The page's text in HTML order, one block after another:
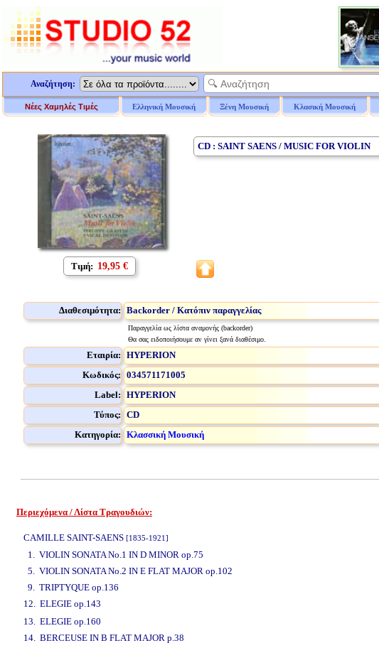
Αναζήτηση:
Νέες Χαμηλές Τιμές Ελληνική Μουσική Ξένη Μουσική Κλασική Μουσική
Τιμή: 19,95 €
CD : SAINT SAENS / MUSIC FOR VIOLIN
Διαθεσιμότητα: Backorder / Κατόπιν παραγγελίας
Παραγγελία ως λίστα αναμονής (backorder)
Θα σας ειδοποιήσουμε αν γίνει ξανά διαθέσιμο.
Εταιρία: HYPERION
Κωδικός: 034571171005
Label: HYPERION
Τύπος: CD
Κατηγορία: Κλασσική Μουσική
Περιεχόμενα / Λίστα Τραγουδιών:
CAMILLE SAINT-SAENS [1835-1921]
1. VIOLIN SONATA No.1 IN D MINOR op.75
5. VIOLIN SONATA No.2 IN E FLAT MAJOR op.102
9. TRIPTYQUE op.136
12. ELEGIE op.143
13. ELEGIE op.160
14. BERCEUSE IN B FLAT MAJOR p.38